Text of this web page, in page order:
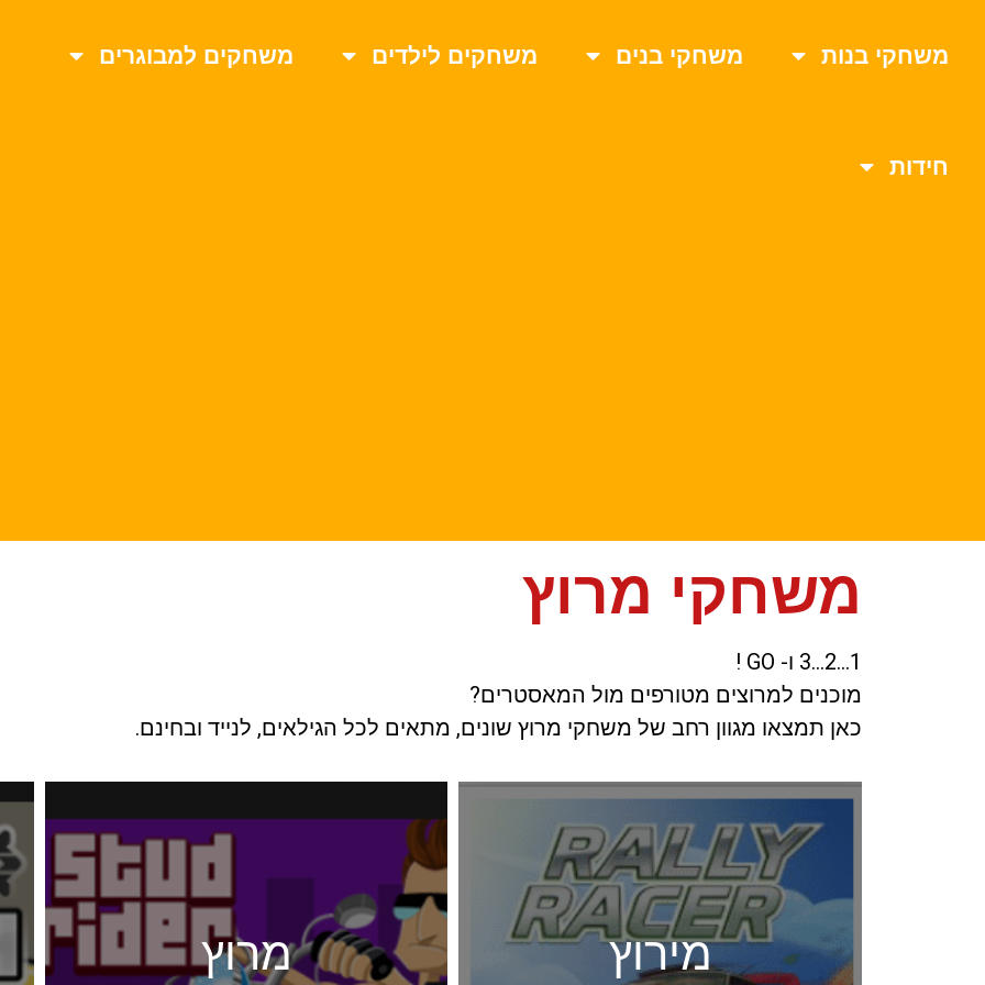
משחקי בנות משחקי בנים משחקים לילדים משחקים למבוגרים
חידות
משחקי מרוץ
1…2…3 ו- GO !
מוכנים למרוצים מטורפים מול המאסטרים?
כאן תמצאו מגוון רחב של משחקי מרוץ שונים, מתאים לכל הגילאים, לנייד ובחינם.
מירוץ מרוץ